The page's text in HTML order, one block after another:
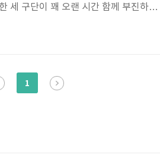
세 구단이 꽤 오랜 시간 함께 부진하면
에도 이에 크게 못 미치는 성적의 팀에
펼쳤던 롯데와 LG의 대결을 뜻하는 엘
1